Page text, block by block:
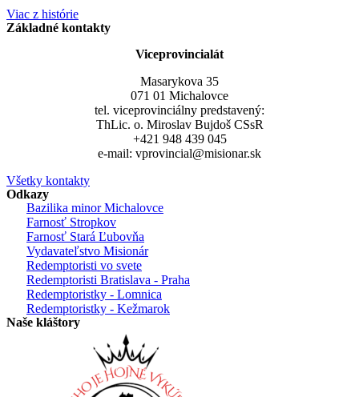
Viac z histórie
Základné kontakty
Viceprovincialát
Masarykova 35
071 01 Michalovce
tel. viceprovinciálny predstavený:
ThLic. o. Miroslav Bujdoš CSsR
+421 948 439 045
e-mail: vprovincial@misionar.sk
Všetky kontakty
Odkazy
Bazilika minor Michalovce
Farnosť Stropkov
Farnosť Stará Ľubovňa
Vydavateľstvo Misionár
Redemptoristi vo svete
Redemptoristi Bratislava - Praha
Redemptoristky - Lomnica
Redemptoristky - Kežmarok
Naše kláštory